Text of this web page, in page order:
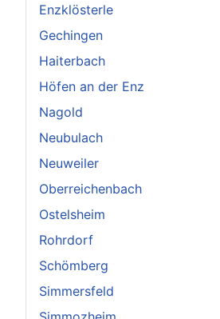
Enzklösterle
Gechingen
Haiterbach
Höfen an der Enz
Nagold
Neubulach
Neuweiler
Oberreichenbach
Ostelsheim
Rohrdorf
Schömberg
Simmersfeld